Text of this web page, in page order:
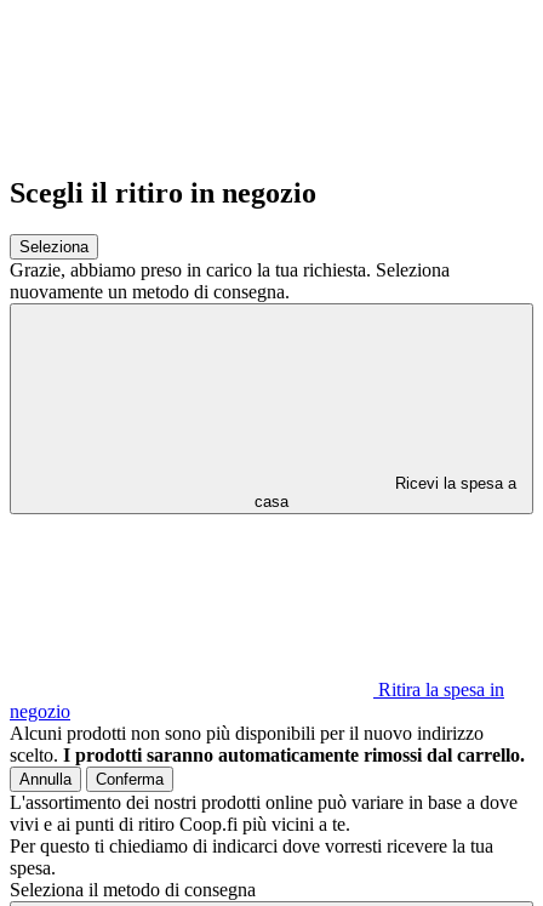
Scegli il ritiro in negozio
Seleziona
Grazie, abbiamo preso in carico la tua richiesta. Seleziona
nuovamente un metodo di consegna.
Ricevi la spesa a
casa
Ritira la spesa in
negozio
Alcuni prodotti non sono più disponibili per il nuovo indirizzo
scelto. I prodotti saranno automaticamente rimossi dal carrello.
Annulla Conferma
L'assortimento dei nostri prodotti online può variare in base a dove
vivi e ai punti di ritiro Coop.fi più vicini a te.
Per questo ti chiediamo di indicarci dove vorresti ricevere la tua
spesa.
Seleziona il metodo di consegna